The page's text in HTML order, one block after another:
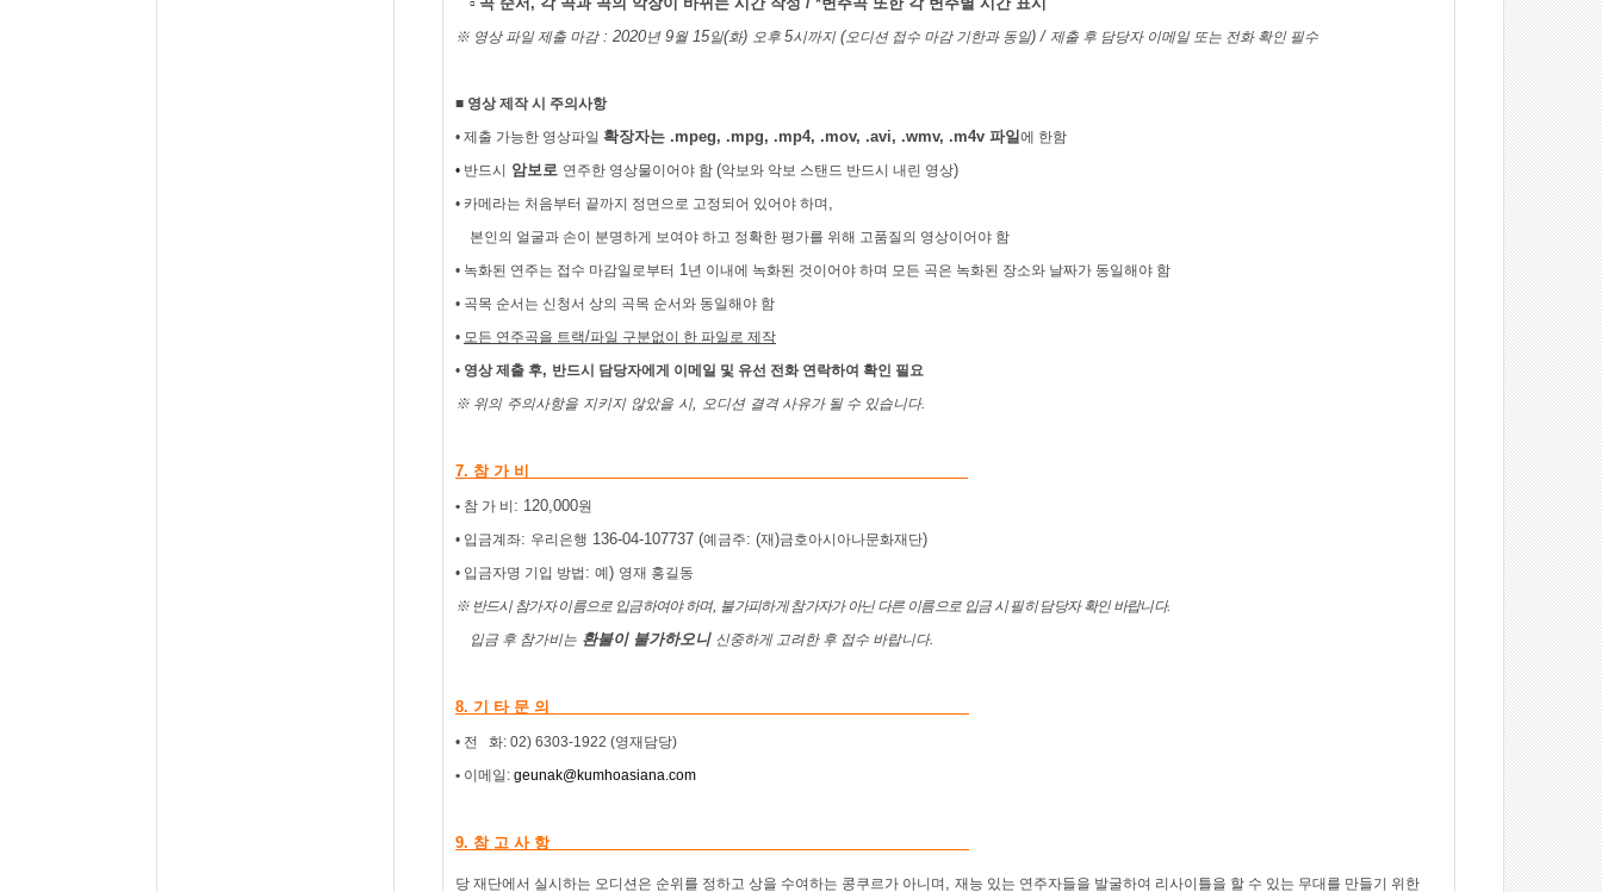
※ 영상 파일 제출 마감: 2020년9월15일(화) 오후5시까지(오디션 접수 마감 기한과 동일) / 제출 후 담당자 이메일 또는 전화 확인 필수
■ 영상 제작 시 주의사항
• 제출 가능한 영상파일 확장자는 .mpeg, .mpg, .mp4, .mov, .avi, .wmv, .m4v 파일에 한함
• 반드시 암보로 연주한 영상물이어야 함 (악보와 악보 스탠드 반드시 내린 영상)
• 카메라는 처음부터 끝까지 정면으로 고정되어 있어야 하며 ,
본인의 얼굴과 손이 분명하게 보여야 하고 정확한 평가를 위해 고품질의 영상이어야 함
• 녹화된 연주는 접수 마감일로부터 1년 이내에 녹화된 것이어야 하며 모든 곡은 녹화된 장소와 날짜가 동일해야 함
• 곡목 순서는 신청서 상의 곡목 순서와 동일해야 함
• 모든 연주곡을 트랙/파일 구분없이 한 파일로 제작
• 영상 제출 후, 반드시 담당자에게 이메일 및 유선 전화 연락하여 확인 필요
※ 위의 주의사항을 지키지 않았을 시, 오디션 결격 사유가 될 수 있습니다.
7. 참 가 비
• 참 가 비 : 120,000원
• 입금계좌: 우리은행 136-04-107737 (예금주: (재)금호아시아나문화재단)
• 입금자명 기입 방법 : 예 ) 영재 홍길동
※ 반드시 참가자 이름으로 입금하여야 하며, 불가피하게 참가자가 아닌 다른 이름으로 입금 시 필히 담당자 확인 바랍니다.
입금 후 참가비는 환불이 불가하오니 신중하게 고려한 후 접수 바랍니다.
8. 기 타 문 의
• 전 화: 02) 6303-1922 (영재담당)
• 이메일 : geunak@kumhoasiana.com
9. 참 고 사 항
당 재단에서 실시하는 오디션은 순위를 정하고 상을 수여하는 콩쿠르가 아니며 , 재능 있는 연주자들을 발굴하여 리사이틀을 할 수 있는 무대를 만들기 위한